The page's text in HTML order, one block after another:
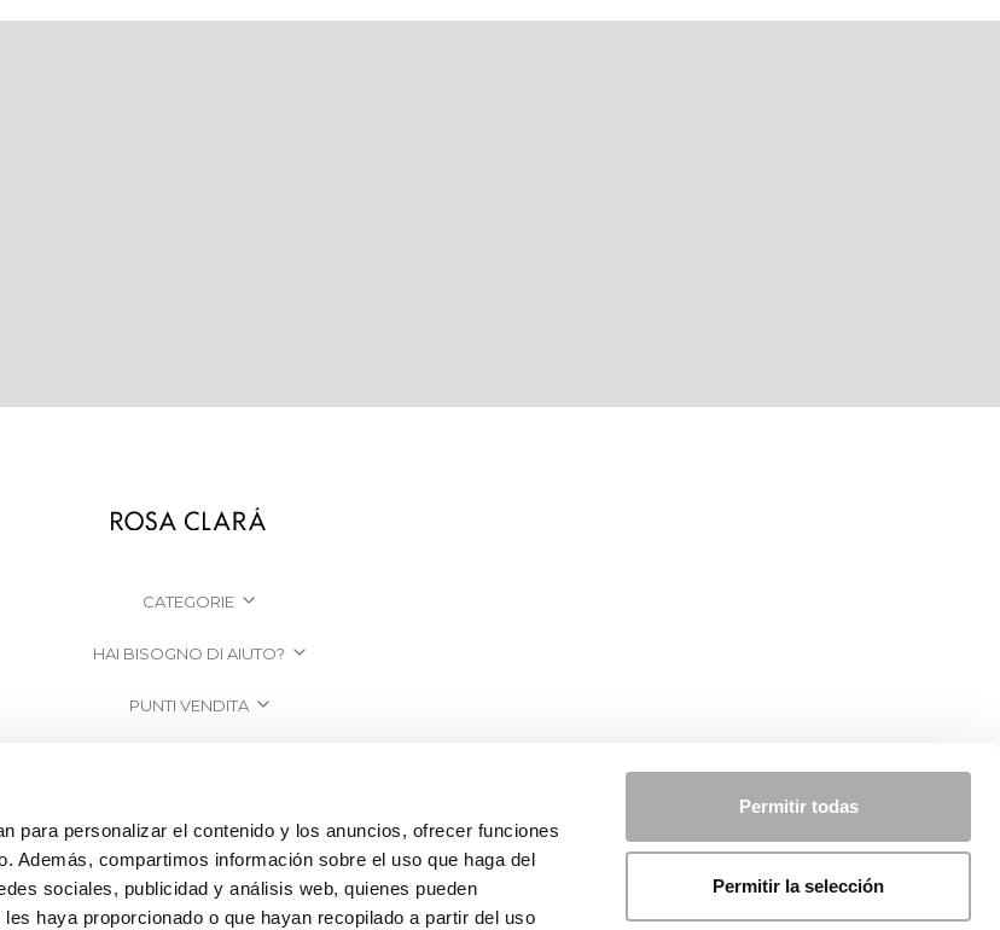
para personalizar el contenido y los anuncios, ofrecer funciones
Además, compartimos información sobre el uso que haga del
sociales, publicidad y análisis web, quienes pueden
haya proporcionado o que hayan recopilado a partir del uso
Permitir todas
Permitir la selección
CATEGORIE
HAI BISOGNO DI AIUTO?
PUNTI VENDITA